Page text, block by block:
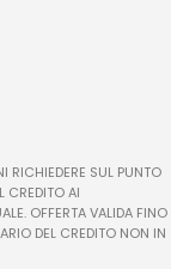
RICHIEDERE SUL PUNTO
CREDITO AI
OFFERTA VALIDA FINO
DEL CREDITO NON IN